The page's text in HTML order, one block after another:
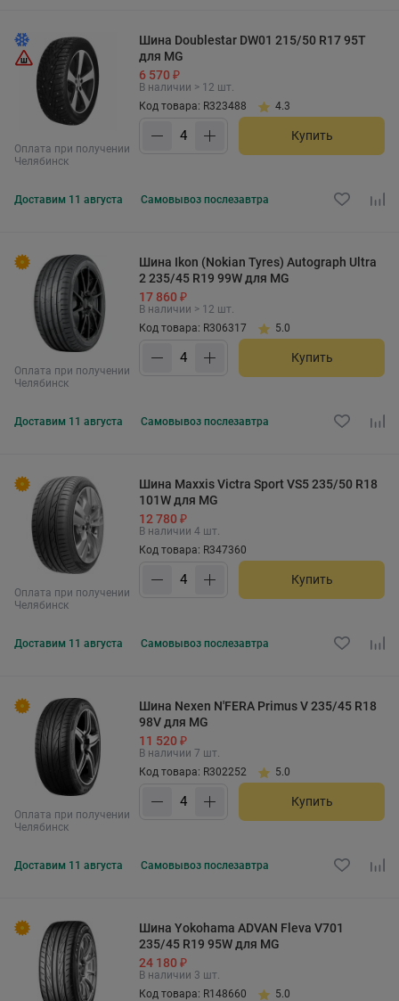
Оплата при получении
Челябинск
Шина Doublestar DW01 215/50 R17 95T
для MG
6 570 ₽
В наличии > 12 шт.
Код товара: R323488
4.3
Купить
Доставим 11 августа Самовывоз послезавтра
Оплата при получении
Челябинск
Шина Ikon (Nokian Tyres) Autograph Ultra
2 235/45 R19 99W для MG
17 860 ₽
В наличии > 12 шт.
Код товара: R306317
5.0
Купить
Доставим 11 августа Самовывоз послезавтра
Оплата при получении
Челябинск
Шина Maxxis Victra Sport VS5 235/50 R18
101W для MG
12 780 ₽
В наличии 4 шт.
Код товара: R347360
Купить
Доставим 11 августа Самовывоз послезавтра
Оплата при получении
Челябинск
Шина Nexen N'FERA Primus V 235/45 R18
98V для MG
11 520 ₽
В наличии 7 шт.
Код товара: R302252
5.0
Купить
Доставим 11 августа Самовывоз послезавтра
Шина Yokohama ADVAN Fleva V701
235/45 R19 95W для MG
24 180 ₽
В наличии 3 шт.
Код товара: R148660
5.0